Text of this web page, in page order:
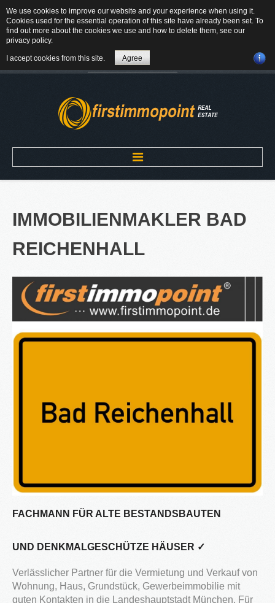
84184 Tiefenbach - Am Winkl 6
MAIL
ÜBER UNS
Firstimmopoint®ist eine Vertriebsorganisation für den Verkauf von
Immobilien. Als Partner von Bauträgern, Wohnbaugesellschaften
und Privatleuten organisieren wir den Verkauf von Wohnungen und
Gewerbeflächen.
GEWINNBRINGENDE
IDEENFÜRDEN
IMMOBILIENVERKAUF
Übernahme Vertrieb einer Apartmentanlage in ⇒
IMMOBILIENMAKLER BAD
REICHENHALL
FACHMANN FÜR ALTE BESTANDSBAUTEN
UND DENKMALGESCHÜTZE HÄUSER ✓
Verlässlicher Partner für die Vermietung und Verkauf von
Wohnung, Haus, Grundstück, Gewerbeimmobilie mit
guten Kontakten in die Landeshauptstadt München. Für
We use cookies to improve our website and your experience when using it.
Cookies used for the essential operation of this site have already been set. To
find out more about the cookies we use and how to delete them, see our
privacy policy.
I accept cookies from this site. Agree